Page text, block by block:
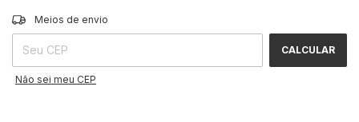
Entregas para o CEP:
Meios de envio
CALCULAR
Não sei meu CEP